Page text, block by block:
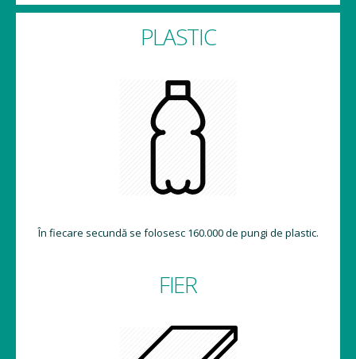
PLASTIC
În fiecare secundă se folosesc 160.000 de pungi de plastic.
FIER